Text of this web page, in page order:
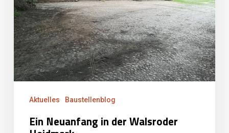
Walsroder
Heidmark
Aktuelles Baustellenblog
Ein Neuanfang in der Walsroder